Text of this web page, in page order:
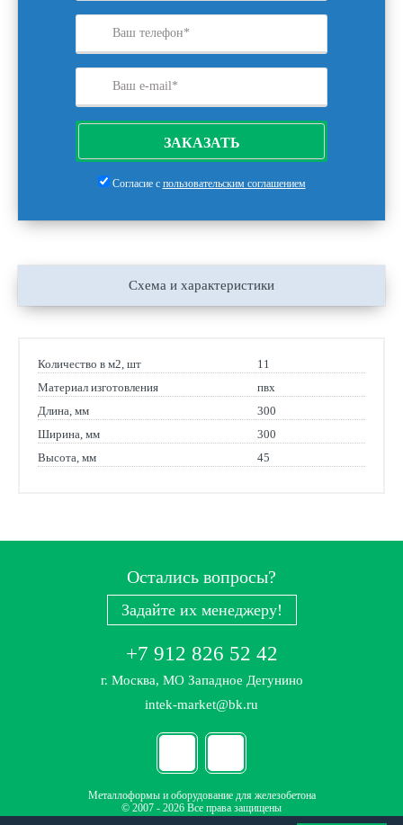
ЗАКАЗАТЬ
Согласие с пользовательским соглашением
Схема и характеристики
Количество в м2, шт
11
Материал изготовления
пвх
Длина, мм
300
Ширина, мм
300
Высота, мм
45
Остались вопросы?
Задайте их менеджеру!
+7 912 826 52 42
г. Москва, МО Западное Дегунино
intek-market@bk.ru
Металлоформы и оборудование для железобетона
© 2007 - 2026 Все права защищены